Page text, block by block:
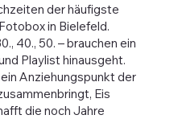
der häufigste
in Bielefeld.
40., 50. – brauchen ein
Playlist hinausgeht.
Anziehungspunkt der
Eis
die noch Jahre